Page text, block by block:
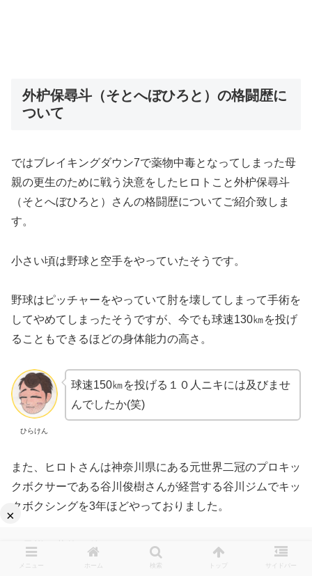
外枦保尋斗（そとへぼひろと）の格闘歴に
ついて
ではブレイキングダウン7で薬物中毒となってしまった母
親の更生のために戦う決意をしたヒロトこと外枦保尋斗
（そとへぼひろと）さんの格闘歴についてご紹介致しま
す。
小さい頃は野球と空手をやっていたそうです。
野球はピッチャーをやっていて肘を壊してしまって手術を
してやめてしまったそうですが、今でも球速130㎞を投げ
ることもできるほどの身体能力の高さ。
ひらけん
球速150㎞を投げる１０人ニキには及びませ
んでしたか(笑)
また、ヒロトさんは神奈川県にある元世界二冠のプロキッ
クボクサーである谷川俊樹さんが経営する谷川ジムでキッ
クボクシングを3年ほどやっておりました。
お母様の薬物の件などもあり、やめてしまったこともあっ
たそうですが、アマチュアの試合で8試合、プロの試合で
メニュー ホーム 検索 トップ サイドバー
×